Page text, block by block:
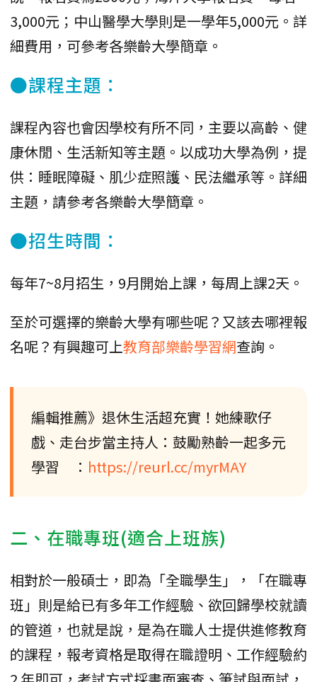
3,000元；中山醫學大學則是一學年5,000元。詳
細費用，可參考各樂齡大學簡章。
●課程主題：
課程內容也會因學校有所不同，主要以高齡、健
康休閒、生活新知等主題。以成功大學為例，提
供：睡眠障礙、肌少症照護、民法繼承等。詳細
主題，請參考各樂齡大學簡章。
●招生時間：
每年7~8月招生，9月開始上課，每周上課2天。
至於可選擇的樂齡大學有哪些呢？又該去哪裡報
名呢？有興趣可上教育部樂齡學習網查詢。
編輯推薦》退休生活超充實！她練歌仔
戲、走台步當主持人：鼓勵熟齡一起多元
學習 ： https://reurl.cc/myrMAY
二、在職專班(適合上班族)
相對於一般碩士，即為「全職學生」，「在職專
班」則是給已有多年工作經驗、欲回歸學校就讀
的管道，也就是說，是為在職人士提供進修教育
的課程，報考資格是取得在職證明、工作經驗約